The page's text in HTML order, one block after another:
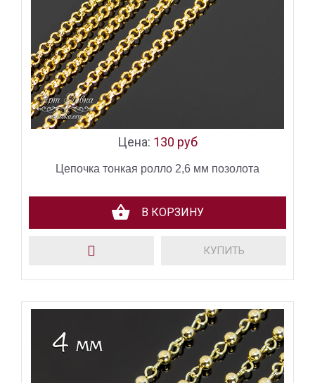
Цена: 130 руб
Цепочка тонкая ролло 2,6 мм позолота
В КОРЗИНУ
КУПИТЬ